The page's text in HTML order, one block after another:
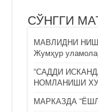
СЎНГГИ
МАВЛИДНИ
Жумҳур
“САДДИ
НОМЛАНИШИ
МАРКАЗДА